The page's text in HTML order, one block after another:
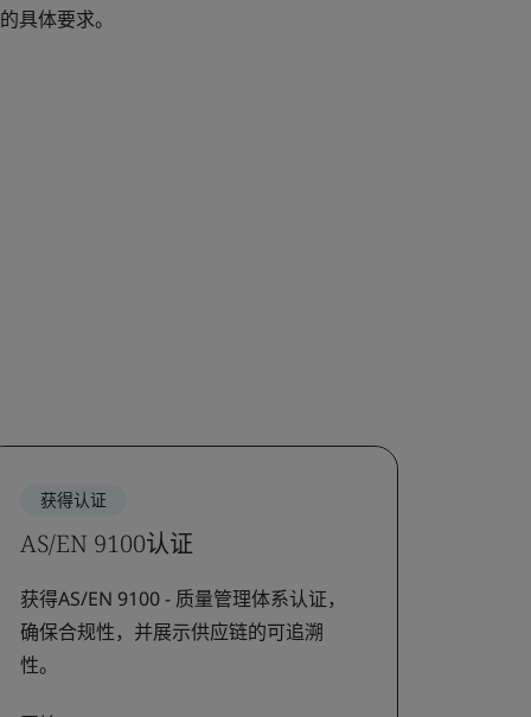
具体要求。
获得认证
AS/EN 9100认证
获得AS/EN 9100 - 质量管理体系认证，
确保合规性，并展示供应链的可追溯
性。